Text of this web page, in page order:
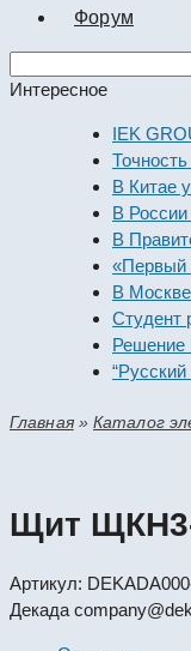
Форум
this
Интересное
IEK GROUP
Точность и
В Китае
В России
В
«Первый
В Москве
Студент
Решение EKF
“Русский
Главная»Каталог
Щит ЩКН3-
Артикул:
Декада